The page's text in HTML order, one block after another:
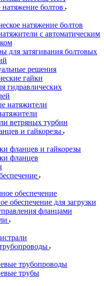
натяжение болтов
натяжение болтов
с автоматическим
для затягивания болтовых
решения
гайки
гидравлических
натяжители
ветряных турбин
и гайкорезы
фланцев и гайкорезы
фланцев
обеспечение
обеспечение для загрузки
фланцами
трубопроводы
трубы